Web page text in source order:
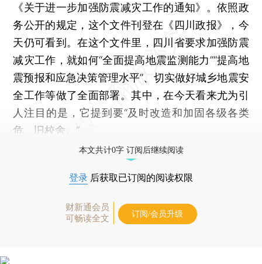
《关于进一步加强防震减灾工作的通知》。依照政
务公开的规定，这个文件刊登在《四川政报》，今
天仍可看到。在这个文件里，四川省要求加强防震
减灾工作，就如何“全面提高地震监测能力”“提高地
震预报和应急决策管理水平”、切实做好城乡地震安
全工作等做了全面部署。其中，在今天看来尤为引
人注目的是，它提到要“及时改造和加固各级各类
危、旧校舍。”
本文共计0字 订阅后继续阅读
登录 后获取已订阅的阅读权限
财新通会员
可畅读全文
订阅/会员升级